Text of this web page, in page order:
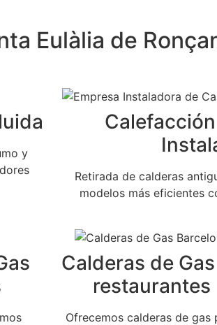
Eulàlia de
y
Retirada de calderas
modelos más eficientes
Calderas de
restaurantes
Ofrecemos calderas de gas